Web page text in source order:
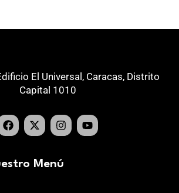
El Universal, Caracas, Distrito
Capital 1010
Menú